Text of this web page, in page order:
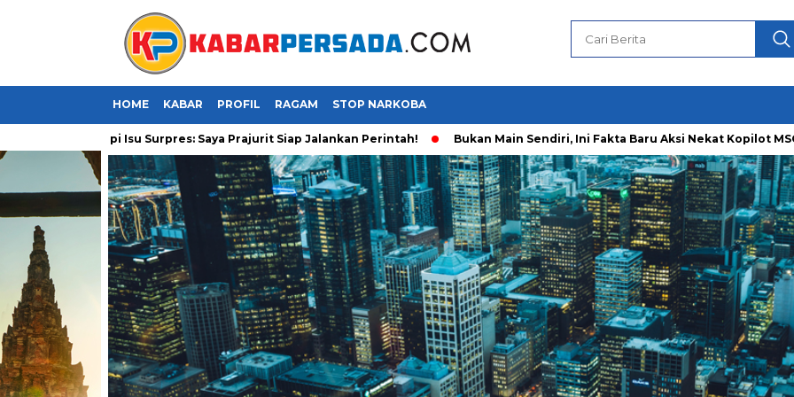
HOME KABAR PROFIL RAGAM STOP NARKOBA
Hadapi Isu Surpres: Saya Prajurit Siap Jalankan Perintah! Bukan Main Sendiri, Ini Fakta Baru Aksi Nekat Kopilot MSO Bawa